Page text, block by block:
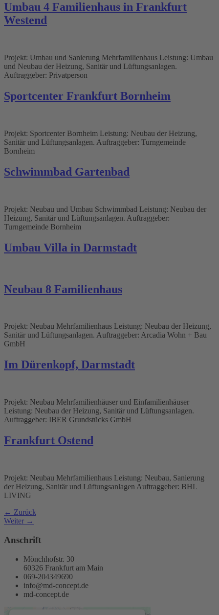
Umbau 4 Familienhaus in Frankfurt
Westend
Projekt: Umbau und Sanierung Mehrfamilienhaus Leistung: Umbau
und Neubau der Heizung, Sanitär und Lüftungsanlagen.
Auftraggeber: Privatperson
Sportcenter Frankfurt Bornheim
Projekt: Sportcenter Bornheim Leistung: Neubau der Heizung,
Sanitär und Lüftungsanlagen. Auftraggeber: Turngemeinde
Bornheim
Schwimmbad Gartenbad
Projekt: Neubau und Umbau Schwimmbad Leistung: Neubau der
Heizung, Sanitär und Lüftungsanlagen. Auftraggeber:
Turngemeinde Bornheim
Umbau Villa in Darmstadt
Neubau 8 Familienhaus
Projekt: Neubau Mehrfamilienhaus Leistung: Neubau der Heizung,
Sanitär und Lüftungsanlagen. Auftraggeber: Arcadia Wohn + Bau
GmbH
Im Dürenkopf, Darmstadt
Projekt: Neubau Mehrfamilienhäuser und Einfamilienhäuser
Leistung: Neubau der Heizung, Sanitär und Lüftungsanlagen.
Auftraggeber: IBER Grundstücks GmbH
Frankfurt Ostend
Projekt: Neubau Mehrfamilienhaus Leistung: Neubau, Sanierung
der Heizung, Sanitär und Lüftungsanlagen Auftraggeber: BHL
LIVING
← Zurück
Weiter →
Anschrift
Mönchhofstr. 30
60326 Frankfurt am Main
069-204349690
info@md-concept.de
md-concept.de